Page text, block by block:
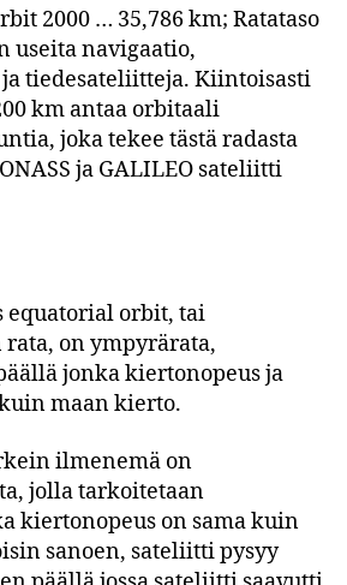
2000 … 35,786 km; Ratataso
useita navigaatio,
tiedesateliitteja. Kiintoisasti
km antaa orbitaali
joka tekee tästä radasta
ja GALILEO sateliitti
equatorial orbit, tai
on ympyrärata,
jonka kiertonopeus ja
maan kierto.
ilmenemä on
jolla tarkoitetaan
kiertonopeus on sama kuin
sanoen, sateliitti pysyy